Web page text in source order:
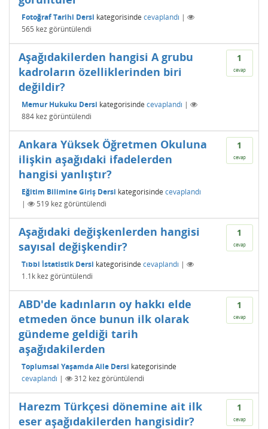
Fotoğraf Tarihi Dersi kategorisinde cevaplandı |
565 kez görüntülendi
1
cevap
Aşağıdakilerden hangisi A grubu
kadroların özelliklerinden biri
değildir?
Memur Hukuku Dersi kategorisinde cevaplandı |
884 kez görüntülendi
1
cevap
Ankara Yüksek Öğretmen Okuluna
ilişkin aşağıdaki ifadelerden
hangisi yanlıştır?
Eğitim Bilimine Giriş Dersi kategorisinde cevaplandı
|
519 kez görüntülendi
1
cevap
Aşağıdaki değişkenlerden hangisi
sayısal değişkendir?
Tıbbi İstatistik Dersi kategorisinde cevaplandı |
1.1k kez görüntülendi
1
cevap
ABD'de kadınların oy hakkı elde
etmeden önce bunun ilk olarak
gündeme geldiği tarih
aşağıdakilerden
Toplumsal Yaşamda Aile Dersi kategorisinde
cevaplandı | 312 kez görüntülendi
1
cevap
Harezm Türkçesi dönemine ait ilk
eser aşağıdakilerden hangisidir?